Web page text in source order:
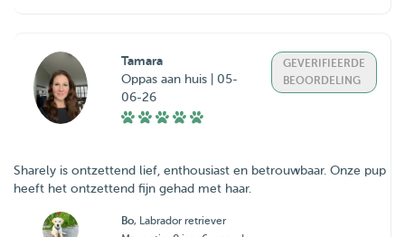
Tamara
Oppas aan huis | 05-
06-26
GEVERIFIEERDE
BEOORDELING
Sharely is ontzettend lief, enthousiast en betrouwbaar. Onze pup
heeft het ontzettend fijn gehad met haar.
Bo, Labrador retriever